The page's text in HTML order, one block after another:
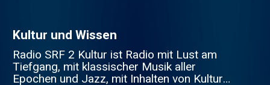
Kultur und Wissen
Radio SRF 2 Kultur ist Radio mit Lust am
Tiefgang, mit klassischer Musik aller
Epochen und Jazz, mit Inhalten von Kultur